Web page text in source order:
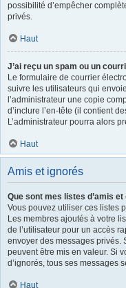
possibilité d’empêcher
privés.
Haut
J’ai reçu un spam ou un
Le formulaire de courrier
suivre les utilisateurs qui
l’administrateur une copie
d’inclure l’en-tête (il contient
L’administrateur pourra alors
Haut
Amis et ignorés
Que sont mes listes d’amis et
Vous pouvez utiliser ces listes
Les membres ajoutés à votre
de l’utilisateur pour un accès
envoyer des messages privés.
peuvent être mis en valeur. Si
d’ignorés, tous ses messages
Haut